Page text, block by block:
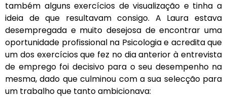
também alguns exercícios de visualização e tinha a
ideia de que resultavam consigo. A Laura estava
desempregada e muito desejosa de encontrar uma
oportunidade profissional na Psicologia e acredita que
um dos exercícios que fez no dia anterior à entrevista
de emprego foi decisivo para o seu desempenho na
mesma, dado que culminou com a sua selecção para
um trabalho que tanto ambicionava: